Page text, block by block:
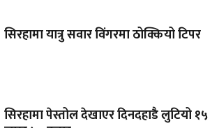
सिरहामा यात्रु सवार विंगरमा ठोक्कियो टिपर
सिरहामा पेस्तोल देखाएर दिनदहाडै लुटियो १५